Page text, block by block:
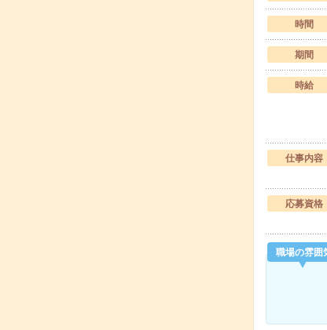
時間
期間
時給
仕事内容
応募資格
職場の雰囲